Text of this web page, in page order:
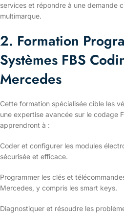
services et répondre à une demande
multimarque.
2. Formation
Systèmes FBS
Mercedes
Cette formation spécialisée cible les
une expertise avancée sur le codage
apprendront à :
Coder et configurer les modules
sécurisée et efficace.
Programmer les clés et
Mercedes, y compris les smart keys.
Diagnostiquer et résoudre les